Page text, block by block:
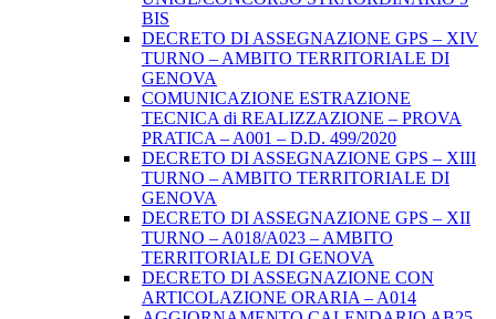
BIS
DECRETO DI ASSEGNAZIONE GPS – XIV
TURNO – AMBITO TERRITORIALE DI
GENOVA
COMUNICAZIONE ESTRAZIONE
TECNICA di REALIZZAZIONE – PROVA
PRATICA – A001 – D.D. 499/2020
DECRETO DI ASSEGNAZIONE GPS – XIII
TURNO – AMBITO TERRITORIALE DI
GENOVA
DECRETO DI ASSEGNAZIONE GPS – XII
TURNO – A018/A023 – AMBITO
TERRITORIALE DI GENOVA
DECRETO DI ASSEGNAZIONE CON
ARTICOLAZIONE ORARIA – A014